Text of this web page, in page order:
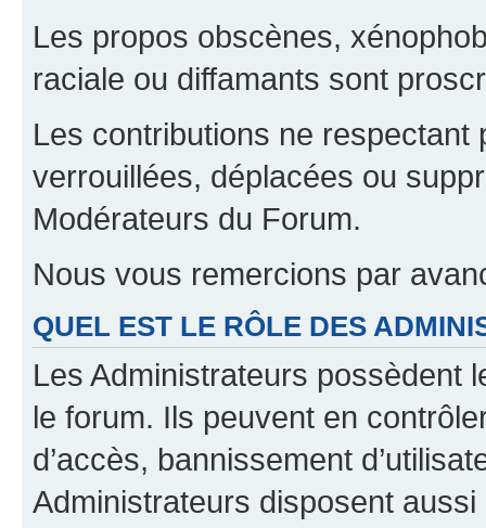
Les propos obscènes,
raciale ou diffamants sont
Les contributions ne
verrouillées, déplacées ou
Modérateurs du Forum.
Nous vous remercions par
QUEL EST LE RÔLE DES
Les Administrateurs possèdent
le forum. Ils peuvent en
d’accès, bannissement
Administrateurs disposent